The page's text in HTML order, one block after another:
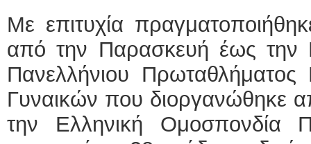
Με επιτυχία
από την Παρασκευή έως την
Πανελλήνιου
Γυναικών που διοργανώθηκε
την Ελληνική Ομοσπονδία